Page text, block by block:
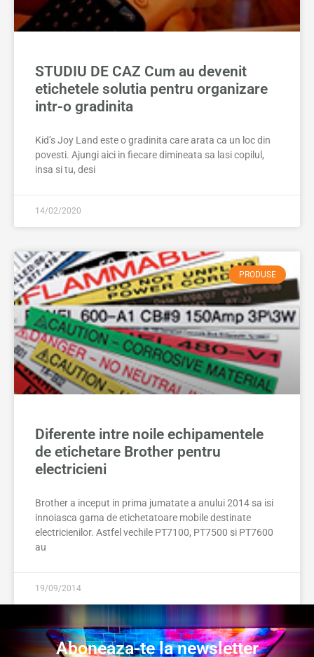
STUDIU DE CAZ Cum au devenit
etichetele solutia pentru organizare
intr-o gradinita
Kid’s Joy Land este o gradinita care arata ca un loc din
povesti. Ajungi aici in fiecare dimineata sa lasi copilul,
insa si tu, desi
14/02/2020
PRODUSE
Diferente intre noile echipamentele
de etichetare Brother pentru
electricieni
Brother a inceput in prima jumatate a anului 2014 sa isi
innoiasca gama de etichetatoare mobile destinate
electricienilor. Astfel vechile PT7100, PT7500 si PT7600
au
19/09/2014
Aboneaza-te la newsletter